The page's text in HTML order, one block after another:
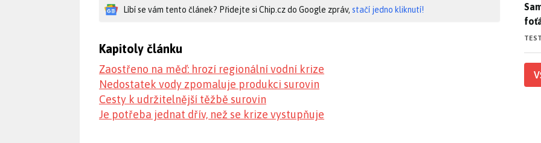
Líbí se vám tento článek? Přidejte si Chip.cz do Google zpráv, stačí jedno kliknutí!
Kapitoly článku
Zaostřeno na měď: hrozí regionální vodní krize
Nedostatek vody zpomaluje produkci surovin
Cesty k udržitelnější těžbě surovin
Je potřeba jednat dřív, než se krize vystupňuje